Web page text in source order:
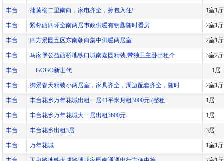
丰台 蒲黄榆二里南向，家电齐全，拎包入住! 1室1
丰台 紧邻西四环全南两居市政供暖有钥匙随时看房 2室1
丰台 四方景园五区东南朝向集中供暖两居室 2室1
丰台 马家堡公益西桥地铁口城南嘉园精装,带独卫主卧出租个 3室2
丰台 GOGO新世代 1居
丰台 御景春天精装小两居室，家具齐全，周边配套齐全，随时 2室1
丰台 丰台花乡万年花城出租一居41平米月租3000元 (整租 1居
丰台 丰台花乡万年花城大一居出租3600元 1居
丰台 丰台花乡出租3居 3居
丰台 万年花城 1室1